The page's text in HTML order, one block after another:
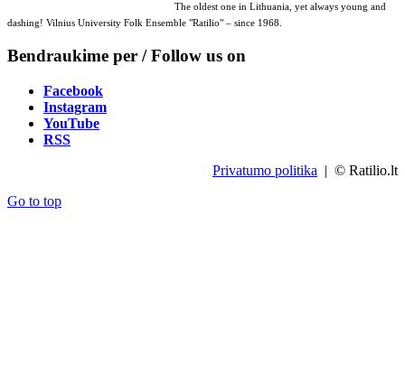
The oldest one in Lithuania, yet always young and
dashing! Vilnius University Folk Ensemble "Ratilio" – since 1968.
Bendraukime per / Follow us on
Facebook
Instagram
YouTube
RSS
Privatumo politika | © Ratilio.lt
Go to top